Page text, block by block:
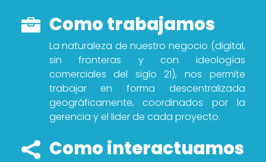
 Como trabajamos
La naturaleza de nuestro negocio (digital,
sin fronteras y con ideologías
comerciales del siglo 21), nos permite
trabajar en forma descentralizada
geográficamente, coordinados por la
gerencia y el lider de cada proyecto.
 Como interactuamos